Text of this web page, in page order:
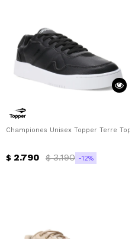
Championes Unisex Topper Terre
$ 2.790 $ 3.190 12